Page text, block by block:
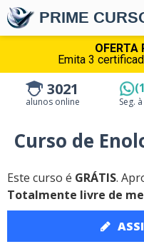
OFERTA
Emita 3
PRIME
3021
alunos online Seg.
Curso de
Este curso é GRÁTIS.
Totalmente livre de